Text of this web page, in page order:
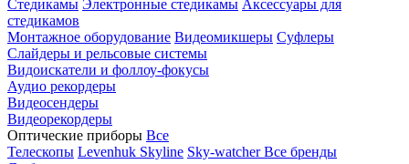
Стедикамы Электронные стедикамы Аксессуары для
стедикамов
Монтажное оборудование Видеомикшеры Суфлеры
Слайдеры и рельсовые системы
Видоискатели и фоллоу-фокусы
Аудио рекордеры
Видеосендеры
Видеорекордеры
Оптические приборы Все
Телескопы Levenhuk Skyline Sky-watcherВсе бренды